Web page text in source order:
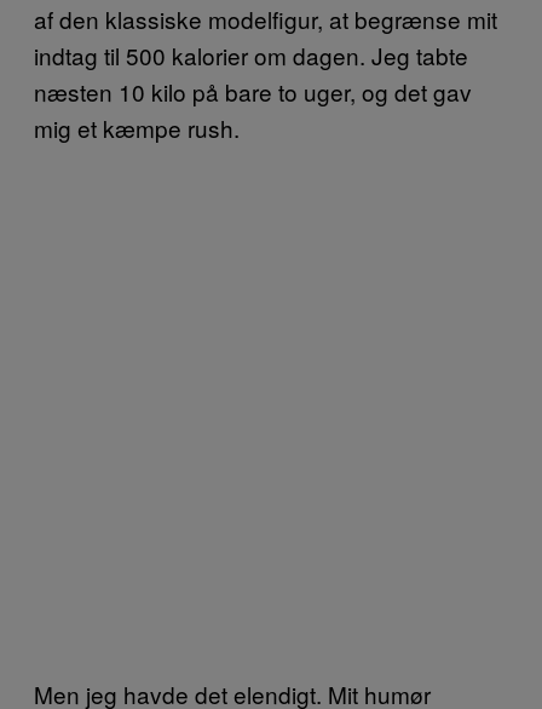
af den klassiske modelfigur, at begrænse mit
indtag til 500 kalorier om dagen. Jeg tabte
næsten 10 kilo på bare to uger, og det gav
mig et kæmpe rush.
Men jeg havde det elendigt. Mit humør